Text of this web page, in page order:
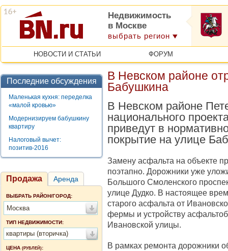
Недвижимость
в Москве
выбрать регион
НОВОСТИ И СТАТЬИ ФОРУМ
Последние обсуждения
Маленькая кухня: переделка
«малой кровью»
Модернизируем бабушкину
квартиру
Налоговый вычет:
позитив-2016
Продажа Аренда
ВЫБРАТЬ РАЙОН/ГОРОД:
Москва
ТИП НЕДВИЖИМОСТИ:
квартиры (вторичка)
ЦЕНА (РУБЛЕЙ):
В Невском районе
Бабушкина
В Невском районе
национального
приведут в
покрытие на улице
Замену асфальта на объекте
поэтапно. Дорожники уже
Большого Смоленского
улице Дудко. В настоящее
старого асфальта от
фермы и устройству
Ивановской улицы.
В рамках ремонта дорожники